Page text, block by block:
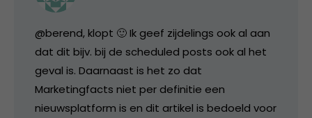
@berend, klopt 🙂 Ik geef zijdelings ook al aan
dat dit bijv. bij de scheduled posts ook al het
geval is. Daarnaast is het zo dat
Marketingfacts niet per definitie een
nieuwsplatform is en dit artikel is bedoeld voor